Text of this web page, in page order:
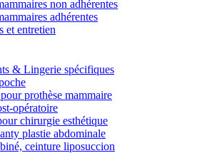
non adhérentes
adhérentes
et entretien
& Lingerie spécifiques
prothèse mammaire
opératoire
chirurgie esthétique
plastie abdominale
ceinture liposuccion